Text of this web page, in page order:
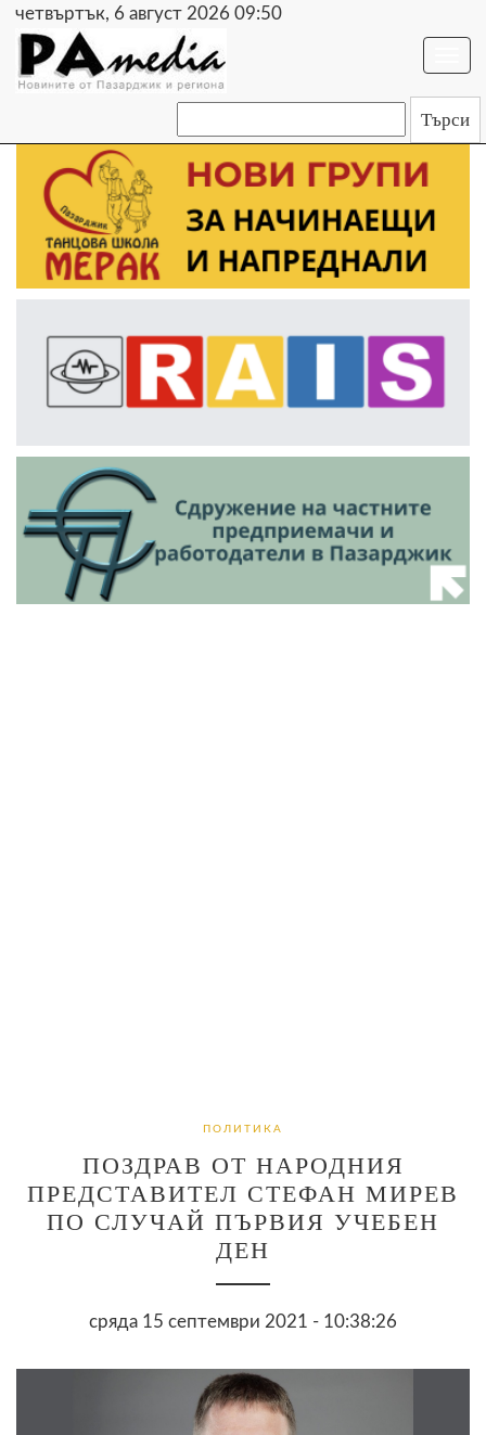
четвъртък, 6 август 2026 09:50
ПОЛИТИКА
ПОЗДРАВ ОТ НАРОДНИЯ
ПРЕДСТАВИТЕЛ СТЕФАН МИРЕВ
ПО СЛУЧАЙ ПЪРВИЯ УЧЕБЕН
ДЕН
сряда 15 септември 2021 - 10:38:26